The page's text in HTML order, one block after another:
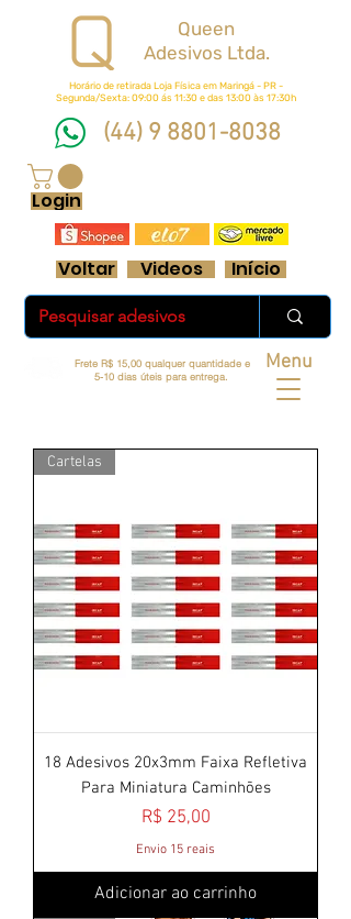
Horário de retirada Loja Física em Maringá - PR -
Segunda/Sexta: 09:00 ás 11:30 e das 13:00 às 17:30h
(44) 9 8801-8038
Início
Menu
Frete R$ 15,00 qualquer quantidade e
5-10 dias úteis para entrega.
Login
Voltar Videos
Queen
Adesivos Ltda.
Cartelas
18 Adesivos 20x3mm Faixa Refletiva
Para Miniatura Caminhões
Preço
R$ 25,00
Envio 15 reais
Adicionar ao carrinho